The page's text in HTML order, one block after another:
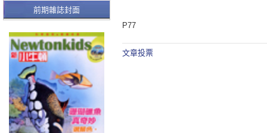
P77
文章投票
前期雜誌封面